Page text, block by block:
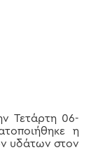
Τετάρτη 06-
η
υδάτων στον